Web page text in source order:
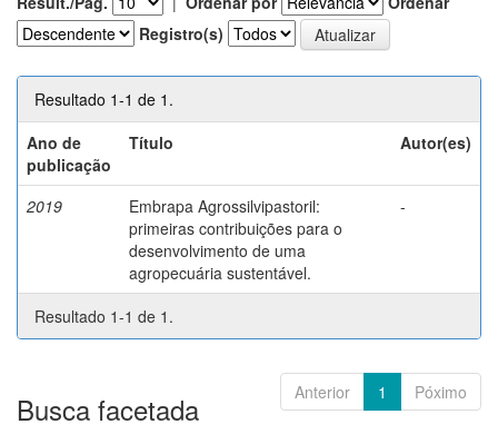
Registro(s)
Resultado 1-1 de 1.
Ano de
publicação
Título Autor(es)
2019
Embrapa Agrossilvipastoril:
primeiras contribuições para o
desenvolvimento de uma
agropecuária sustentável.
-
Resultado 1-1 de 1.
Anterior 1 Póximo
Busca facetada